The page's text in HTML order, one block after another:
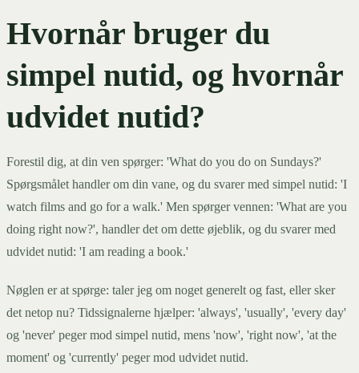
Hvornår bruger du
simpel nutid, og hvornår
udvidet nutid?
Forestil dig, at din ven spørger: 'What do you do on Sundays?'
Spørgsmålet handler om din vane, og du svarer med simpel nutid: 'I
watch films and go for a walk.' Men spørger vennen: 'What are you
doing right now?', handler det om dette øjeblik, og du svarer med
udvidet nutid: 'I am reading a book.'
Nøglen er at spørge: taler jeg om noget generelt og fast, eller sker
det netop nu? Tidssignalerne hjælper: 'always', 'usually', 'every day'
og 'never' peger mod simpel nutid, mens 'now', 'right now', 'at the
moment' og 'currently' peger mod udvidet nutid.